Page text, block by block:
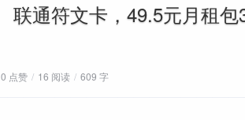
联通符文卡，49.5元月租
0 点赞 / 16 阅读 / 609 字